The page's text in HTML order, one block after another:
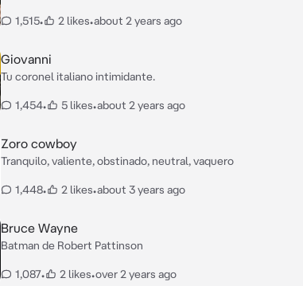
1,515• 2 likes•about 2 years ago
Giovanni
Tu coronel italiano intimidante.
1,454• 5 likes•about 2 years ago
Zoro cowboy
Tranquilo, valiente, obstinado, neutral, vaquero
1,448• 2 likes•about 3 years ago
Bruce Wayne
Batman de Robert Pattinson
1,087• 2 likes•over 2 years ago